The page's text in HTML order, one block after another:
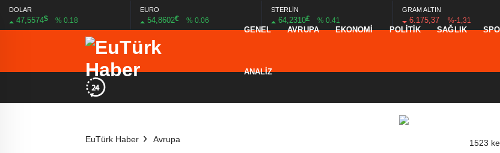
DOLAR
47,5574$ % 0.18
EURO
54,8602€ % 0.06
STERLİN
64,2310£ % 0.41
GRAM ALTIN
6.175,37 %-1,31
GENEL AVRUPA EKONOMİ POLİTİK SAĞLIK
ANALİZ
EuTürk Haber Avrupa 1523